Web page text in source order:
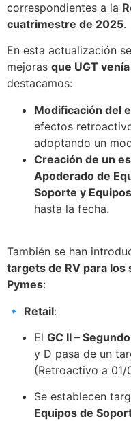
correspondientes a la
cuatrimestre de 2025.
En esta actualización
mejoras que UGT
destacamos:
Modificación del
efectos
adoptando un
Creación de un
Apoderado de
Soporte y
hasta la fecha.
También se han
targets de RV para los
Pymes:
🔹 Retail:
El GC II –
y D pasa de un
(Retroactivo a 01/
Se establecen
Equipos de